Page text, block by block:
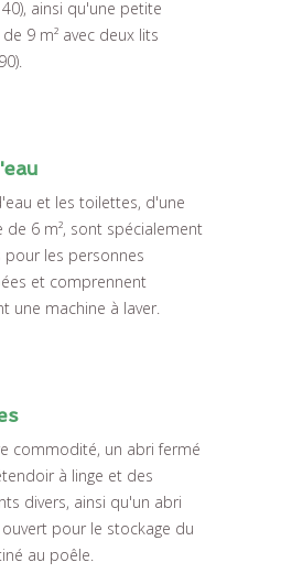
ainsi qu'une petite
9 m² avec deux lits
et les toilettes, d'une
de 6 m², sont spécialement
pour les personnes
et comprennent
une machine à laver.
commodité, un abri fermé
à linge et des
divers, ainsi qu'un abri
pour le stockage du
au poêle.